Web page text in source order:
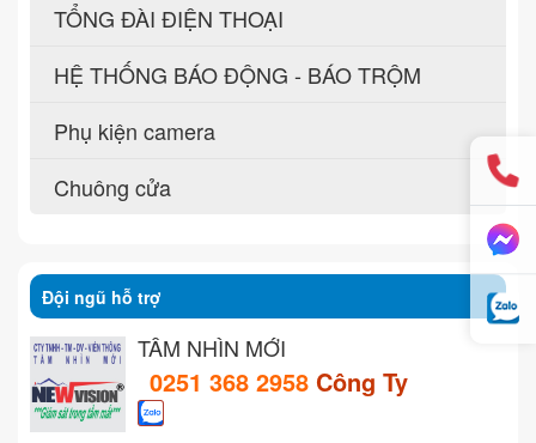
TỔNG ĐÀI ĐIỆN THOẠI
HỆ THỐNG BÁO ĐỘNG - BÁO TRỘM
Phụ kiện camera
Chuông cửa
Đội ngũ hỗ trợ
TẦM NHÌN MỚI
0251 368 2958 Công Ty